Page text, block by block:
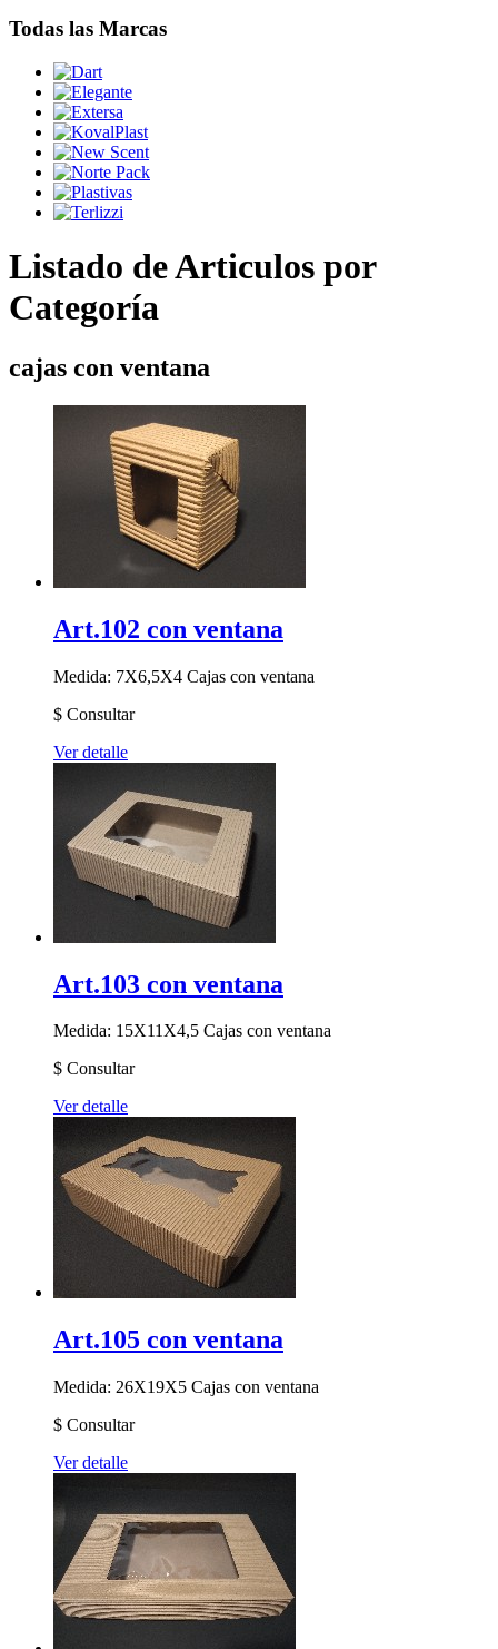
Todas las Marcas
Listado de Articulos por
Categoría
cajas con ventana
Art.102 con ventana
Medida: 7X6,5X4 Cajas con ventana
$ Consultar
Ver detalle
Art.103 con ventana
Medida: 15X11X4,5 Cajas con ventana
$ Consultar
Ver detalle
Art.105 con ventana
Medida: 26X19X5 Cajas con ventana
$ Consultar
Ver detalle